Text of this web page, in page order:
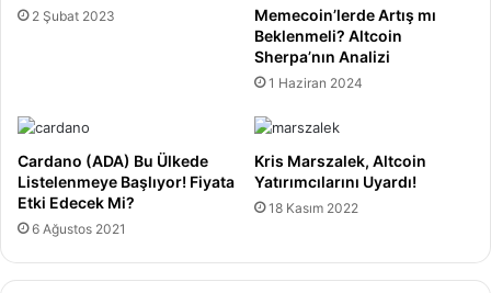
2 Şubat 2023
Memecoin’lerde Artış mı
Beklenmeli? Altcoin
Sherpa’nın Analizi
1 Haziran 2024
Cardano (ADA) Bu Ülkede
Listelenmeye Başlıyor! Fiyata
Etki Edecek Mi?
6 Ağustos 2021
Kris Marszalek, Altcoin
Yatırımcılarını Uyardı!
18 Kasım 2022